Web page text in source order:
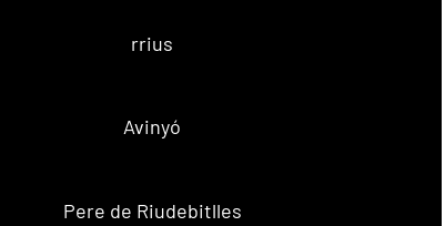
rrius
Avinyó
Pere de Riudebitlles